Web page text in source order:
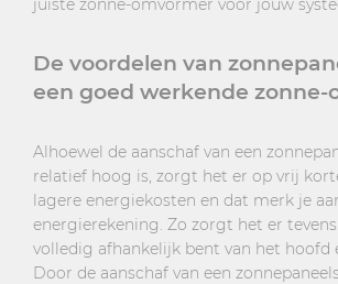
juiste zonne-omvormer voor jouw
De voordelen van
een goed werkende zonne-
Alhoewel de aanschaf van een
relatief hoog is, zorgt het er op vrij
lagere energiekosten en dat merk je
energierekening. Zo zorgt het er
volledig afhankelijk bent van het hoofd
Door de aanschaf van een